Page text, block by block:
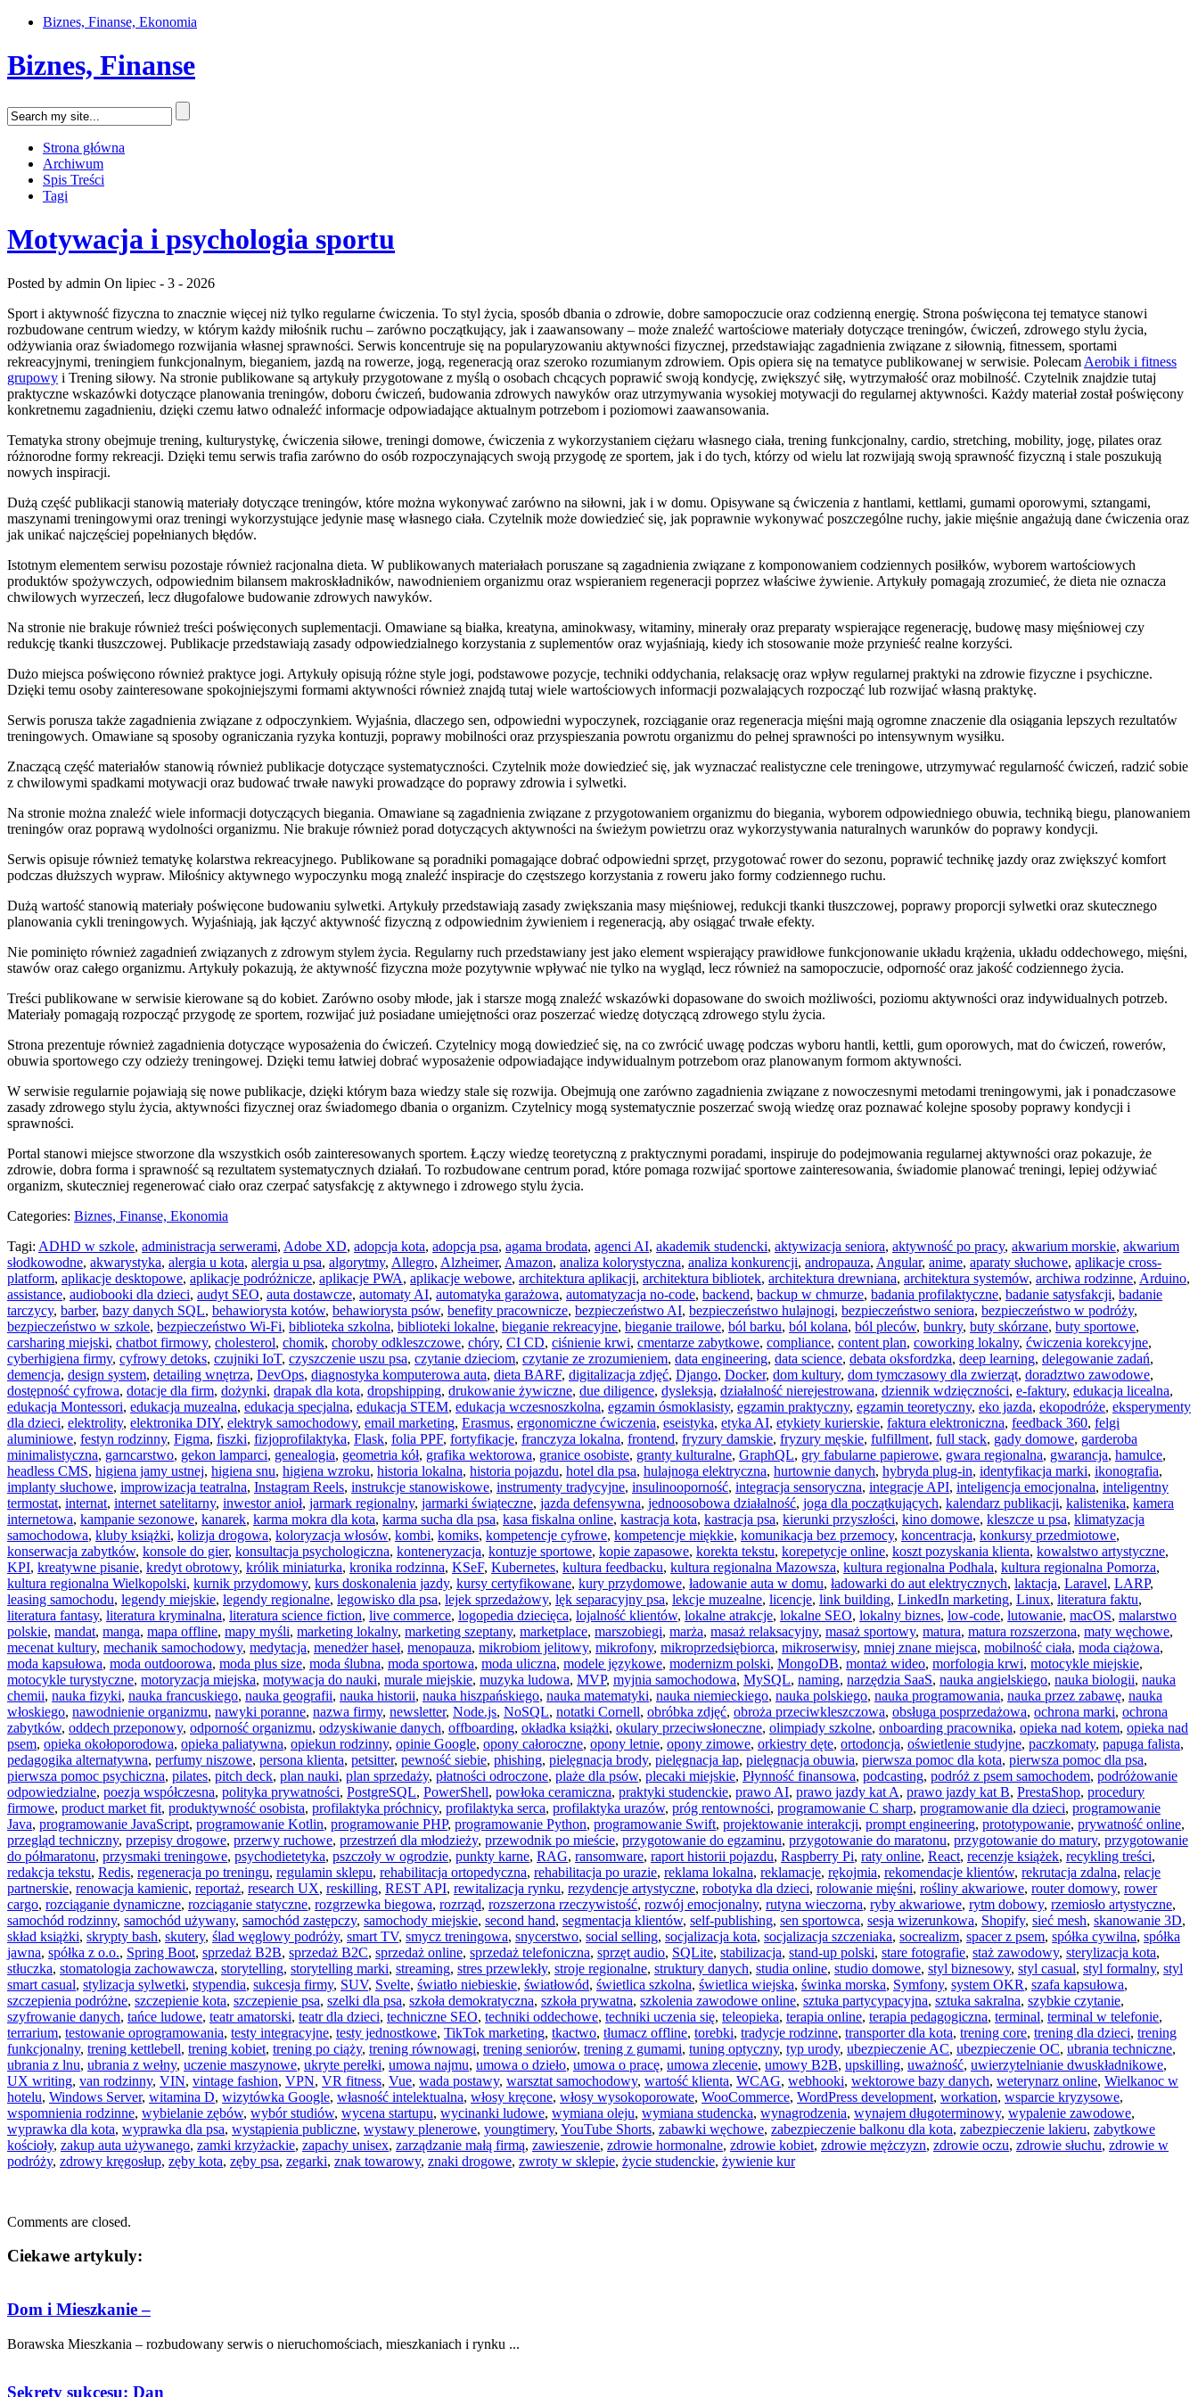
Biznes, Finanse, Ekonomia
Biznes, Finanse
Strona główna
Archiwum
Spis Treści
Tagi
Motywacja i psychologia sportu
Posted by admin On lipiec - 3 - 2026
Sport i aktywność fizyczna to znacznie więcej niż tylko regularne ćwiczenia. To styl życia, sposób dbania o zdrowie, dobre samopoczucie oraz codzienną energię. Strona poświęcona tej tematyce stanowi
rozbudowane centrum wiedzy, w którym każdy miłośnik ruchu – zarówno początkujący, jak i zaawansowany – może znaleźć wartościowe materiały dotyczące treningów, ćwiczeń, zdrowego stylu życia,
odżywiania oraz świadomego rozwijania własnej sprawności. Serwis koncentruje się na popularyzowaniu aktywności fizycznej, przedstawiając zagadnienia związane z siłownią, fitnessem, sportami
rekreacyjnymi, treningiem funkcjonalnym, bieganiem, jazdą na rowerze, jogą, regeneracją oraz szeroko rozumianym zdrowiem. Opis opiera się na tematyce publikowanej w serwisie. Polecam Aerobik i fitness
grupowy i Trening siłowy. Na stronie publikowane są artykuły przygotowane z myślą o osobach chcących poprawić swoją kondycję, zwiększyć siłę, wytrzymałość oraz mobilność. Czytelnik znajdzie tutaj
praktyczne wskazówki dotyczące planowania treningów, doboru ćwiczeń, budowania zdrowych nawyków oraz utrzymywania wysokiej motywacji do regularnej aktywności. Każdy materiał został poświęcony
konkretnemu zagadnieniu, dzięki czemu łatwo odnaleźć informacje odpowiadające aktualnym potrzebom i poziomowi zaawansowania.
Tematyka strony obejmuje trening, kulturystykę, ćwiczenia siłowe, treningi domowe, ćwiczenia z wykorzystaniem ciężaru własnego ciała, trening funkcjonalny, cardio, stretching, mobility, jogę, pilates oraz
różnorodne formy rekreacji. Dzięki temu serwis trafia zarówno do osób rozpoczynających swoją przygodę ze sportem, jak i do tych, którzy od wielu lat rozwijają swoją sprawność fizyczną i stale poszukują
nowych inspiracji.
Dużą część publikacji stanowią materiały dotyczące treningów, które można wykonywać zarówno na siłowni, jak i w domu. Opisywane są ćwiczenia z hantlami, kettlami, gumami oporowymi, sztangami,
maszynami treningowymi oraz treningi wykorzystujące jedynie masę własnego ciała. Czytelnik może dowiedzieć się, jak poprawnie wykonywać poszczególne ruchy, jakie mięśnie angażują dane ćwiczenia oraz
jak unikać najczęściej popełnianych błędów.
Istotnym elementem serwisu pozostaje również racjonalna dieta. W publikowanych materiałach poruszane są zagadnienia związane z komponowaniem codziennych posiłków, wyborem wartościowych
produktów spożywczych, odpowiednim bilansem makroskładników, nawodnieniem organizmu oraz wspieraniem regeneracji poprzez właściwe żywienie. Artykuły pomagają zrozumieć, że dieta nie oznacza
chwilowych wyrzeczeń, lecz długofalowe budowanie zdrowych nawyków.
Na stronie nie brakuje również treści poświęconych suplementacji. Omawiane są białka, kreatyna, aminokwasy, witaminy, minerały oraz preparaty wspierające regenerację, budowę masy mięśniowej czy
redukcję tkanki tłuszczowej. Publikacje przedstawiają zasady odpowiedzialnego korzystania z suplementów oraz wyjaśniają, kiedy ich stosowanie może przynieść realne korzyści.
Dużo miejsca poświęcono również praktyce jogi. Artykuły opisują różne style jogi, podstawowe pozycje, techniki oddychania, relaksację oraz wpływ regularnej praktyki na zdrowie fizyczne i psychiczne.
Dzięki temu osoby zainteresowane spokojniejszymi formami aktywności również znajdą tutaj wiele wartościowych informacji pozwalających rozpocząć lub rozwijać własną praktykę.
Serwis porusza także zagadnienia związane z odpoczynkiem. Wyjaśnia, dlaczego sen, odpowiedni wypoczynek, rozciąganie oraz regeneracja mięśni mają ogromne znaczenie dla osiągania lepszych rezultatów
treningowych. Omawiane są sposoby ograniczania ryzyka kontuzji, poprawy mobilności oraz przyspieszania powrotu organizmu do pełnej sprawności po intensywnym wysiłku.
Znaczącą część materiałów stanowią również publikacje dotyczące systematyczności. Czytelnik może dowiedzieć się, jak wyznaczać realistyczne cele treningowe, utrzymywać regularność ćwiczeń, radzić sobie
z chwilowymi spadkami motywacji oraz budować trwałe nawyki prowadzące do poprawy zdrowia i sylwetki.
Na stronie można znaleźć wiele informacji dotyczących biegania. Omawiane są zagadnienia związane z przygotowaniem organizmu do biegania, wyborem odpowiedniego obuwia, techniką biegu, planowaniem
treningów oraz poprawą wydolności organizmu. Nie brakuje również porad dotyczących aktywności na świeżym powietrzu oraz wykorzystywania naturalnych warunków do poprawy kondycji.
Serwis opisuje również tematykę kolarstwa rekreacyjnego. Publikowane są poradniki pomagające dobrać odpowiedni sprzęt, przygotować rower do sezonu, poprawić technikę jazdy oraz zwiększyć komfort
podczas dłuższych wypraw. Miłośnicy aktywnego wypoczynku mogą znaleźć inspiracje do częstszego korzystania z roweru jako formy codziennego ruchu.
Dużą wartość stanowią materiały poświęcone budowaniu sylwetki. Artykuły przedstawiają zasady zwiększania masy mięśniowej, redukcji tkanki tłuszczowej, poprawy proporcji sylwetki oraz skutecznego
planowania cykli treningowych. Wyjaśniają, jak łączyć aktywność fizyczną z odpowiednim żywieniem i regeneracją, aby osiągać trwałe efekty.
Nie pominięto również zagadnień związanych z zdrowym stylem życia. Regularny ruch przedstawiany jest jako element wspierający prawidłowe funkcjonowanie układu krążenia, układu oddechowego, mięśni,
stawów oraz całego organizmu. Artykuły pokazują, że aktywność fizyczna może pozytywnie wpływać nie tylko na wygląd, lecz również na samopoczucie, odporność oraz jakość codziennego życia.
Treści publikowane w serwisie kierowane są do kobiet. Zarówno osoby młode, jak i starsze mogą znaleźć wskazówki dopasowane do swoich możliwości, poziomu aktywności oraz indywidualnych potrzeb.
Materiały pomagają rozpocząć przygodę ze sportem, rozwijać już posiadane umiejętności oraz poszerzać wiedzę dotyczącą zdrowego stylu życia.
Strona prezentuje również zagadnienia dotyczące wyposażenia do ćwiczeń. Czytelnicy mogą dowiedzieć się, na co zwrócić uwagę podczas wyboru hantli, kettli, gum oporowych, mat do ćwiczeń, rowerów,
obuwia sportowego czy odzieży treningowej. Dzięki temu łatwiej dobrać wyposażenie odpowiadające indywidualnym potrzebom oraz planowanym formom aktywności.
W serwisie regularnie pojawiają się nowe publikacje, dzięki którym baza wiedzy stale się rozwija. Obejmują one zarówno zagadnienia związane z nowoczesnymi metodami treningowymi, jak i ponadczasowe
zasady zdrowego stylu życia, aktywności fizycznej oraz świadomego dbania o organizm. Czytelnicy mogą systematycznie poszerzać swoją wiedzę oraz poznawać kolejne sposoby poprawy kondycji i
sprawności.
Portal stanowi miejsce stworzone dla wszystkich osób zainteresowanych sportem. Łączy wiedzę teoretyczną z praktycznymi poradami, inspiruje do podejmowania regularnej aktywności oraz pokazuje, że
zdrowie, dobra forma i sprawność są rezultatem systematycznych działań. To rozbudowane centrum porad, które pomaga rozwijać sportowe zainteresowania, świadomie planować treningi, lepiej odżywiać
organizm, skuteczniej regenerować ciało oraz czerpać satysfakcję z aktywnego i zdrowego stylu życia.
Categories: Biznes, Finanse, Ekonomia
Tagi: ADHD w szkole, administracja serwerami, Adobe XD, adopcja kota, adopcja psa, agama brodata, agenci AI, akademik studencki, aktywizacja seniora, aktywność po pracy, akwarium morskie, akwarium
słodkowodne, akwarystyka, alergia u kota, alergia u psa, algorytmy, Allegro, Alzheimer, Amazon, analiza kolorystyczna, analiza konkurencji, andropauza, Angular, anime, aparaty słuchowe, aplikacje cross-
platform, aplikacje desktopowe, aplikacje podróżnicze, aplikacje PWA, aplikacje webowe, architektura aplikacji, architektura bibliotek, architektura drewniana, architektura systemów, archiwa rodzinne, Arduino,
assistance, audiobooki dla dzieci, audyt SEO, auta dostawcze, automaty AI, automatyka garażowa, automatyzacja no-code, backend, backup w chmurze, badania profilaktyczne, badanie satysfakcji, badanie
tarczycy, barber, bazy danych SQL, behawiorysta kotów, behawiorysta psów, benefity pracownicze, bezpieczeństwo AI, bezpieczeństwo hulajnogi, bezpieczeństwo seniora, bezpieczeństwo w podróży,
bezpieczeństwo w szkole, bezpieczeństwo Wi-Fi, biblioteka szkolna, biblioteki lokalne, bieganie rekreacyjne, bieganie trailowe, ból barku, ból kolana, ból pleców, bunkry, buty skórzane, buty sportowe,
carsharing miejski, chatbot firmowy, cholesterol, chomik, choroby odkleszczowe, chóry, CI CD, ciśnienie krwi, cmentarze zabytkowe, compliance, content plan, coworking lokalny, ćwiczenia korekcyjne,
cyberhigiena firmy, cyfrowy detoks, czujniki IoT, czyszczenie uszu psa, czytanie dzieciom, czytanie ze zrozumieniem, data engineering, data science, debata oksfordzka, deep learning, delegowanie zadań,
demencja, design system, detailing wnętrza, DevOps, diagnostyka komputerowa auta, dieta BARF, digitalizacja zdjęć, Django, Docker, dom kultury, dom tymczasowy dla zwierząt, doradztwo zawodowe,
dostępność cyfrowa, dotacje dla firm, dożynki, drapak dla kota, dropshipping, drukowanie żywiczne, due diligence, dysleksja, działalność nierejestrowana, dziennik wdzięczności, e-faktury, edukacja licealna,
edukacja Montessori, edukacja muzealna, edukacja specjalna, edukacja STEM, edukacja wczesnoszkolna, egzamin ósmoklasisty, egzamin praktyczny, egzamin teoretyczny, eko jazda, ekopodróże, eksperymenty
dla dzieci, elektrolity, elektronika DIY, elektryk samochodowy, email marketing, Erasmus, ergonomiczne ćwiczenia, eseistyka, etyka AI, etykiety kurierskie, faktura elektroniczna, feedback 360, felgi
aluminiowe, festyn rodzinny, Figma, fiszki, fizjoprofilaktyka, Flask, folia PPF, fortyfikacje, franczyza lokalna, frontend, fryzury damskie, fryzury męskie, fulfillment, full stack, gady domowe, garderoba
minimalistyczna, garncarstwo, gekon lamparci, genealogia, geometria kół, grafika wektorowa, granice osobiste, granty kulturalne, GraphQL, gry fabularne papierowe, gwara regionalna, gwarancja, hamulce,
headless CMS, higiena jamy ustnej, higiena snu, higiena wzroku, historia lokalna, historia pojazdu, hotel dla psa, hulajnoga elektryczna, hurtownie danych, hybryda plug-in, identyfikacja marki, ikonografia,
implanty słuchowe, improwizacja teatralna, Instagram Reels, instrukcje stanowiskowe, instrumenty tradycyjne, insulinooporność, integracja sensoryczna, integracje API, inteligencja emocjonalna, inteligentny
termostat, internat, internet satelitarny, inwestor anioł, jarmark regionalny, jarmarki świąteczne, jazda defensywna, jednoosobowa działalność, joga dla początkujących, kalendarz publikacji, kalistenika, kamera
internetowa, kampanie sezonowe, kanarek, karma mokra dla kota, karma sucha dla psa, kasa fiskalna online, kastracja kota, kastracja psa, kierunki przyszłości, kino domowe, kleszcze u psa, klimatyzacja
samochodowa, kluby książki, kolizja drogowa, koloryzacja włosów, kombi, komiks, kompetencje cyfrowe, kompetencje miękkie, komunikacja bez przemocy, koncentracja, konkursy przedmiotowe,
konserwacja zabytków, konsole do gier, konsultacja psychologiczna, konteneryzacja, kontuzje sportowe, kopie zapasowe, korekta tekstu, korepetycje online, koszt pozyskania klienta, kowalstwo artystyczne,
KPI, kreatywne pisanie, kredyt obrotowy, królik miniaturka, kronika rodzinna, KSeF, Kubernetes, kultura feedbacku, kultura regionalna Mazowsza, kultura regionalna Podhala, kultura regionalna Pomorza,
kultura regionalna Wielkopolski, kurnik przydomowy, kurs doskonalenia jazdy, kursy certyfikowane, kury przydomowe, ładowanie auta w domu, ładowarki do aut elektrycznych, laktacja, Laravel, LARP,
leasing samochodu, legendy miejskie, legendy regionalne, legowisko dla psa, lejek sprzedażowy, lęk separacyjny psa, lekcje muzealne, licencje, link building, LinkedIn marketing, Linux, literatura faktu,
literatura fantasy, literatura kryminalna, literatura science fiction, live commerce, logopedia dziecięca, lojalność klientów, lokalne atrakcje, lokalne SEO, lokalny biznes, low-code, lutowanie, macOS, malarstwo
polskie, mandat, manga, mapa offline, mapy myśli, marketing lokalny, marketing szeptany, marketplace, marszobiegi, marża, masaż relaksacyjny, masaż sportowy, matura, matura rozszerzona, maty węchowe,
mecenat kultury, mechanik samochodowy, medytacja, menedżer haseł, menopauza, mikrobiom jelitowy, mikrofony, mikroprzedsiębiorca, mikroserwisy, mniej znane miejsca, mobilność ciała, moda ciążowa,
moda kapsułowa, moda outdoorowa, moda plus size, moda ślubna, moda sportowa, moda uliczna, modele językowe, modernizm polski, MongoDB, montaż wideo, morfologia krwi, motocykle miejskie,
motocykle turystyczne, motoryzacja miejska, motywacja do nauki, murale miejskie, muzyka ludowa, MVP, myjnia samochodowa, MySQL, naming, narzędzia SaaS, nauka angielskiego, nauka biologii, nauka
chemii, nauka fizyki, nauka francuskiego, nauka geografii, nauka historii, nauka hiszpańskiego, nauka matematyki, nauka niemieckiego, nauka polskiego, nauka programowania, nauka przez zabawę, nauka
włoskiego, nawodnienie organizmu, nawyki poranne, nazwa firmy, newsletter, Node.js, NoSQL, notatki Cornell, obróbka zdjęć, obroża przeciwkleszczowa, obsługa posprzedażowa, ochrona marki, ochrona
zabytków, oddech przeponowy, odporność organizmu, odzyskiwanie danych, offboarding, okładka książki, okulary przeciwsłoneczne, olimpiady szkolne, onboarding pracownika, opieka nad kotem, opieka nad
psem, opieka okołoporodowa, opieka paliatywna, opiekun rodzinny, opinie Google, opony całoroczne, opony letnie, opony zimowe, orkiestry dęte, ortodoncja, oświetlenie studyjne, paczkomaty, papuga falista,
pedagogika alternatywna, perfumy niszowe, persona klienta, petsitter, pewność siebie, phishing, pielęgnacja brody, pielęgnacja łap, pielęgnacja obuwia, pierwsza pomoc dla kota, pierwsza pomoc dla psa,
pierwsza pomoc psychiczna, pilates, pitch deck, plan nauki, plan sprzedaży, płatności odroczone, plaże dla psów, plecaki miejskie, Płynność finansowa, podcasting, podróż z psem samochodem, podróżowanie
odpowiedzialne, poezja współczesna, polityka prywatności, PostgreSQL, PowerShell, powłoka ceramiczna, praktyki studenckie, prawo AI, prawo jazdy kat A, prawo jazdy kat B, PrestaShop, procedury
firmowe, product market fit, produktywność osobista, profilaktyka próchnicy, profilaktyka serca, profilaktyka urazów, próg rentowności, programowanie C sharp, programowanie dla dzieci, programowanie
Java, programowanie JavaScript, programowanie Kotlin, programowanie PHP, programowanie Python, programowanie Swift, projektowanie interakcji, prompt engineering, prototypowanie, prywatność online,
przegląd techniczny, przepisy drogowe, przerwy ruchowe, przestrzeń dla młodzieży, przewodnik po mieście, przygotowanie do egzaminu, przygotowanie do maratonu, przygotowanie do matury, przygotowanie
do półmaratonu, przysmaki treningowe, psychodietetyka, pszczoły w ogrodzie, punkty karne, RAG, ransomware, raport historii pojazdu, Raspberry Pi, raty online, React, recenzje książek, recykling treści,
redakcja tekstu, Redis, regeneracja po treningu, regulamin sklepu, rehabilitacja ortopedyczna, rehabilitacja po urazie, reklama lokalna, reklamacje, rękojmia, rekomendacje klientów, rekrutacja zdalna, relacje
partnerskie, renowacja kamienic, reportaż, research UX, reskilling, REST API, rewitalizacja rynku, rezydencje artystyczne, robotyka dla dzieci, rolowanie mięśni, rośliny akwariowe, router domowy, rower
cargo, rozciąganie dynamiczne, rozciąganie statyczne, rozgrzewka biegowa, rozrząd, rozszerzona rzeczywistość, rozwój emocjonalny, rutyna wieczorna, ryby akwariowe, rytm dobowy, rzemiosło artystyczne,
samochód rodzinny, samochód używany, samochód zastępczy, samochody miejskie, second hand, segmentacja klientów, self-publishing, sen sportowca, sesja wizerunkowa, Shopify, sieć mesh, skanowanie 3D,
skład książki, skrypty bash, skutery, ślad węglowy podróży, smart TV, smycz treningowa, snycerstwo, social selling, socjalizacja kota, socjalizacja szczeniaka, socrealizm, spacer z psem, spółka cywilna, spółka
jawna, spółka z o.o., Spring Boot, sprzedaż B2B, sprzedaż B2C, sprzedaż online, sprzedaż telefoniczna, sprzęt audio, SQLite, stabilizacja, stand-up polski, stare fotografie, staż zawodowy, sterylizacja kota,
stłuczka, stomatologia zachowawcza, storytelling, storytelling marki, streaming, stres przewlekły, stroje regionalne, struktury danych, studia online, studio domowe, styl biznesowy, styl casual, styl formalny, styl
smart casual, stylizacja sylwetki, stypendia, sukcesja firmy, SUV, Svelte, światło niebieskie, światłowód, świetlica szkolna, świetlica wiejska, świnka morska, Symfony, system OKR, szafa kapsułowa,
szczepienia podróżne, szczepienie kota, szczepienie psa, szelki dla psa, szkoła demokratyczna, szkoła prywatna, szkolenia zawodowe online, sztuka partycypacyjna, sztuka sakralna, szybkie czytanie,
szyfrowanie danych, tańce ludowe, teatr amatorski, teatr dla dzieci, techniczne SEO, techniki oddechowe, techniki uczenia się, teleopieka, terapia online, terapia pedagogiczna, terminal, terminal w telefonie,
terrarium, testowanie oprogramowania, testy integracyjne, testy jednostkowe, TikTok marketing, tkactwo, tłumacz offline, torebki, tradycje rodzinne, transporter dla kota, trening core, trening dla dzieci, trening
funkcjonalny, trening kettlebell, trening kobiet, trening po ciąży, trening równowagi, trening seniorów, trening z gumami, tuning optyczny, typ urody, ubezpieczenie AC, ubezpieczenie OC, ubrania techniczne,
ubrania z lnu, ubrania z wełny, uczenie maszynowe, ukryte perełki, umowa najmu, umowa o dzieło, umowa o pracę, umowa zlecenie, umowy B2B, upskilling, uważność, uwierzytelnianie dwuskładnikowe,
UX writing, van rodzinny, VIN, vintage fashion, VPN, VR fitness, Vue, wada postawy, warsztat samochodowy, wartość klienta, WCAG, webhooki, wektorowe bazy danych, weterynarz online, Wielkanoc w
hotelu, Windows Server, witamina D, wizytówka Google, własność intelektualna, włosy kręcone, włosy wysokoporowate, WooCommerce, WordPress development, workation, wsparcie kryzysowe,
wspomnienia rodzinne, wybielanie zębów, wybór studiów, wycena startupu, wycinanki ludowe, wymiana oleju, wymiana studencka, wynagrodzenia, wynajem długoterminowy, wypalenie zawodowe,
wyprawka dla kota, wyprawka dla psa, wystąpienia publiczne, wystawy plenerowe, youngtimery, YouTube Shorts, zabawki węchowe, zabezpieczenie balkonu dla kota, zabezpieczenie lakieru, zabytkowe
kościoły, zakup auta używanego, zamki krzyżackie, zapachy unisex, zarządzanie małą firmą, zawieszenie, zdrowie hormonalne, zdrowie kobiet, zdrowie mężczyzn, zdrowie oczu, zdrowie słuchu, zdrowie w
podróży, zdrowy kręgosłup, zęby kota, zęby psa, zegarki, znak towarowy, znaki drogowe, zwroty w sklepie, życie studenckie, żywienie kur
Comments are closed.
Ciekawe artykuly:
Dom i Mieszkanie –
Borawska Mieszkania – rozbudowany serwis o nieruchomościach, mieszkaniach i rynku ...
Sekrety sukcesu: Dan